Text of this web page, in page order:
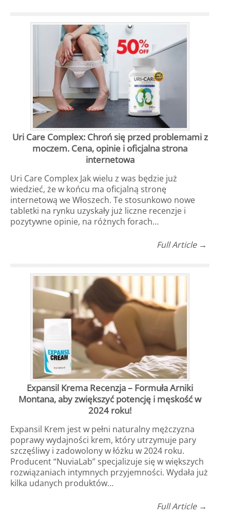
Uri Care Complex: Chroń się przed problemami z
moczem. Cena, opinie i oficjalna strona
internetowa
Uri Care Complex Jak wielu z was będzie już
wiedzieć, że w końcu ma oficjalną stronę
internetową we Włoszech. Te stosunkowo nowe
tabletki na rynku uzyskały już liczne recenzje i
pozytywne opinie, na różnych forach…
Full Article →
Expansil Krema Recenzja – Formuła Arniki
Montana, aby zwiększyć potencję i męskość w
2024 roku!
Expansil Krem jest w pełni naturalny mężczyzna
poprawy wydajności krem, który utrzymuje pary
szczęśliwy i zadowolony w łóżku w 2024 roku.
Producent “NuviaLab” specjalizuje się w większych
rozwiązaniach intymnych przyjemności. Wydała już
kilka udanych produktów…
Full Article →